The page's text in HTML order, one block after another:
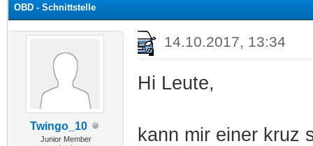
OBD - Schnittstelle
Twingo_10
Junior Member
14.10.2017, 13:34
Hi Leute,
kann mir einer kruz